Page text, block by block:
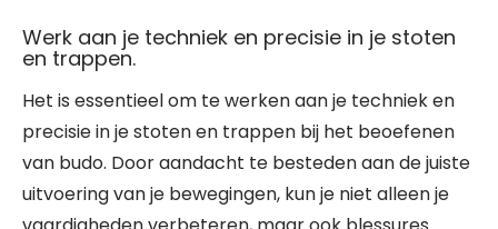
Werk aan je techniek en precisie in je stoten
en trappen.
Het is essentieel om te werken aan je techniek en
precisie in je stoten en trappen bij het beoefenen
van budo. Door aandacht te besteden aan de juiste
uitvoering van je bewegingen, kun je niet alleen je